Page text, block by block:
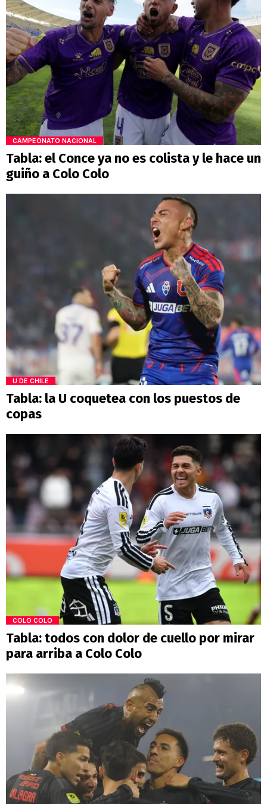
CAMPEONATO NACIONAL
Tabla: el Conce ya no es colista y le hace un
guiño a Colo Colo
U DE CHILE
Tabla: la U coquetea con los puestos de
copas
COLO COLO
Tabla: todos con dolor de cuello por mirar
para arriba a Colo Colo